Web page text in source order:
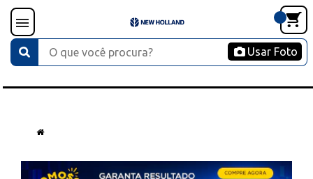
Usar Foto